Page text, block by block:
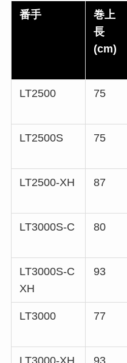
番手
巻上
長
(cm)
LT2500 75
LT2500S 75
LT2500-XH 87
LT3000S-C 80
LT3000S-C
XH
93
LT3000 77
LT3000-XH 93